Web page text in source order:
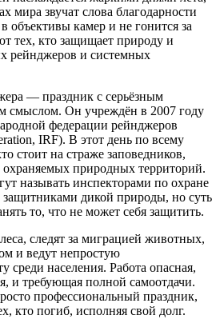
мира звучат слова благодарности
объективы камер и не гонится за
тех, кто защищает природу и
рейнджеров и системных
— праздник с серьёзным
смыслом. Он учреждён в 2007 году
федерации рейнджеров
IRF). В этот день по всему
стоит на страже заповедников,
природных территорий.
называть инспекторами по охране
дикой природы, но суть
то, что не может себя защитить.
следят за миграцией животных,
и ведут непростую
среди населения. Работа опасная,
и требующая полной самоотдачи.
профессиональный праздник,
кто погиб, исполняя свой долг.